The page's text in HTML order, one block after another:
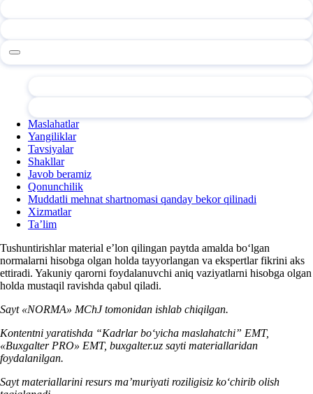
Maslahatlar
Yangiliklar
Tavsiyalar
Shakllar
Javob beramiz
Qonunchilik
Muddatli mehnat shartnomasi qanday bekor qilinadi
Xizmatlar
Ta’lim
Tushuntirishlar material e’lon qilingan paytda amalda boʻlgan
normalarni hisobga olgan holda tayyorlangan va ekspertlar fikrini aks
ettiradi. Yakuniy qarorni foydalanuvchi aniq vaziyatlarni hisobga olgan
holda mustaqil ravishda qabul qiladi.
Sayt «NORMA» MChJ tomonidan ishlab chiqilgan.
Kontentni yaratishda “Kadrlar boʻyicha maslahatchi” EMT,
«Buxgalter PRO» EMT, buxgalter.uz sayti materiallaridan
foydalanilgan.
Sayt materiallarini resurs ma’muriyati roziligisiz koʻchirib olish